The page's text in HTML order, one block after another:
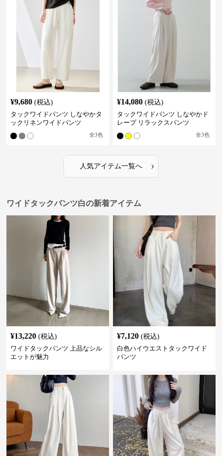
¥9,680 (税込)
タックワイドパンツ しなやかタ
ックリネンワイドパンツ
全3色
¥14,080 (税込)
タックワイドパンツ しなやかド
レープ リラックスパンツ
全3色
人気アイテム一覧へ ›
ワイドタックパンツ白の新着アイテム
¥13,220 (税込)
ワイドタックパンツ 上品なシル
エットが魅力
¥7,120 (税込)
白色ハイウエストタックワイド
パンツ